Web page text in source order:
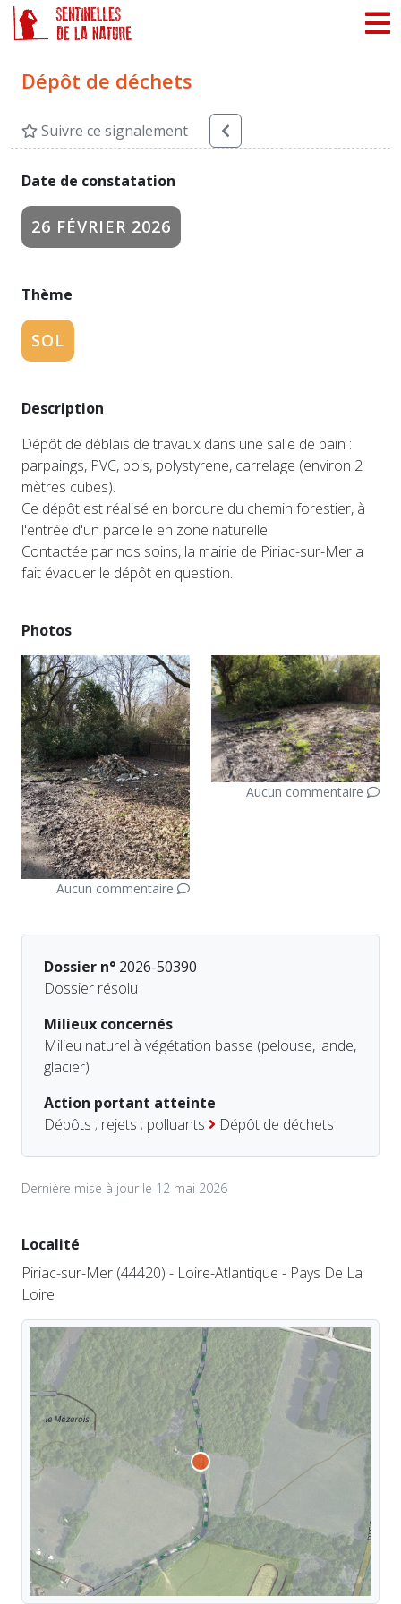
Dépôt de déchets
Suivre ce signalement
Date de constatation
26 FÉVRIER 2026
Thème
SOL
Description
Dépôt de déblais de travaux dans une salle de bain :
parpaings, PVC, bois, polystyrene, carrelage (environ 2
mètres cubes).
Ce dépôt est réalisé en bordure du chemin forestier, à
l'entrée d'un parcelle en zone naturelle.
Contactée par nos soins, la mairie de Piriac-sur-Mer a
fait évacuer le dépôt en question.
Photos
Aucun commentaire
Aucun commentaire
Dossier n° 2026-50390
Dossier résolu
Milieux concernés
Milieu naturel à végétation basse (pelouse, lande,
glacier)
Action portant atteinte
Dépôts ; rejets ; polluants
Dépôt de déchets
Dernière mise à jour le 12 mai 2026
Localité
Piriac-sur-Mer (44420) - Loire-Atlantique - Pays De La
Loire
Panneau de gestion des cookies